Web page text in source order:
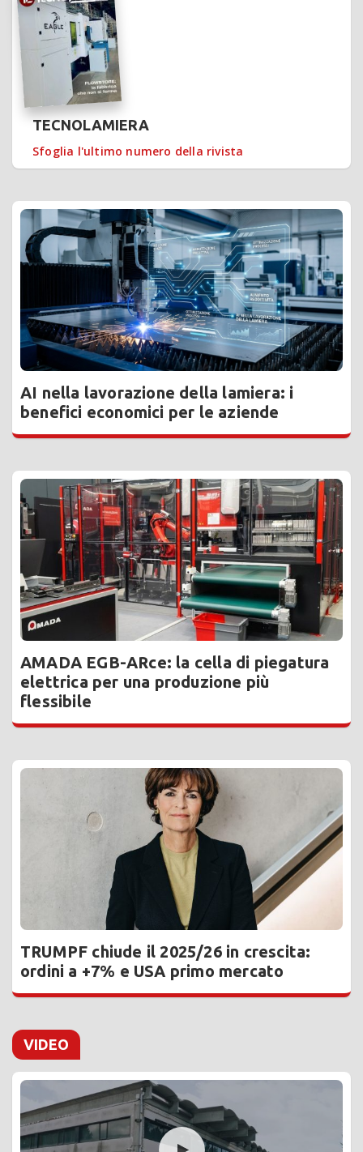
TECNOLAMIERA
Sfoglia l'ultimo numero della rivista
AI nella lavorazione della lamiera: i
benefici economici per le aziende
AMADA EGB-ARce: la cella di piegatura
elettrica per una produzione più
flessibile
TRUMPF chiude il 2025/26 in crescita:
ordini a +7% e USA primo mercato
VIDEO